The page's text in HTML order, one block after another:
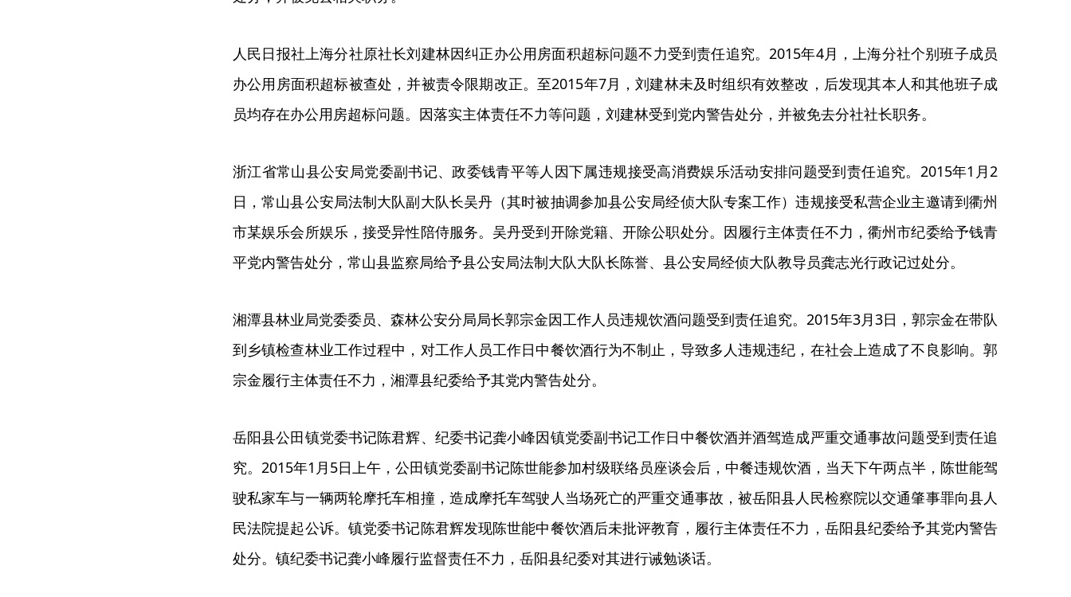
人民日报社上海分社原社长刘建林因纠正办公用房面积超标问题不力受到责任追究。2015年4月，上海分社个别班子成员
办公用房面积超标被查处，并被责令限期改正。至2015年7月，刘建林未及时组织有效整改，后发现其本人和其他班子成
员均存在办公用房超标问题。因落实主体责任不力等问题，刘建林受到党内警告处分，并被免去分社社长职务。
浙江省常山县公安局党委副书记、政委钱青平等人因下属违规接受高消费娱乐活动安排问题受到责任追究。2015年1月2
日，常山县公安局法制大队副大队长吴丹（其时被抽调参加县公安局经侦大队专案工作）违规接受私营企业主邀请到衢州
市某娱乐会所娱乐，接受异性陪侍服务。吴丹受到开除党籍、开除公职处分。因履行主体责任不力，衢州市纪委给予钱青
平党内警告处分，常山县监察局给予县公安局法制大队大队长陈誉、县公安局经侦大队教导员龚志光行政记过处分。
湘潭县林业局党委委员、森林公安分局局长郭宗金因工作人员违规饮酒问题受到责任追究。2015年3月3日，郭宗金在带队
到乡镇检查林业工作过程中，对工作人员工作日中餐饮酒行为不制止，导致多人违规违纪，在社会上造成了不良影响。郭
宗金履行主体责任不力，湘潭县纪委给予其党内警告处分。
岳阳县公田镇党委书记陈君辉、纪委书记龚小峰因镇党委副书记工作日中餐饮酒并酒驾造成严重交通事故问题受到责任追
究。2015年1月5日上午，公田镇党委副书记陈世能参加村级联络员座谈会后，中餐违规饮酒，当天下午两点半，陈世能驾
驶私家车与一辆两轮摩托车相撞，造成摩托车驾驶人当场死亡的严重交通事故，被岳阳县人民检察院以交通肇事罪向县人
民法院提起公诉。镇党委书记陈君辉发现陈世能中餐饮酒后未批评教育，履行主体责任不力，岳阳县纪委给予其党内警告
处分。镇纪委书记龚小峰履行监督责任不力，岳阳县纪委对其进行诫勉谈话。